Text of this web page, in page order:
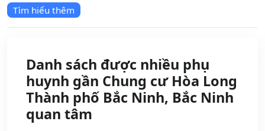
Tìm hiểu thêm
Danh sách được nhiều phụ
huynh gần Chung cư Hòa Long
Thành phố Bắc Ninh, Bắc Ninh
quan tâm